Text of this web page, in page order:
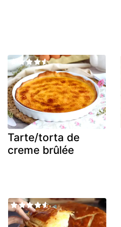
Tarte/torta de
creme brûlée